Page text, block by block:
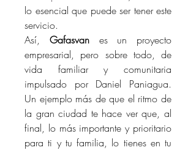
lo esencial que puede ser tener este
servicio.
Así, Gafasvan es un proyecto
empresarial, pero sobre todo, de
vida familiar y comunitaria
impulsado por Daniel Paniagua.
Un ejemplo más de que el ritmo de
la gran ciudad te hace ver que, al
final, lo más importante y prioritario
para ti y tu familia, lo tienes en tu